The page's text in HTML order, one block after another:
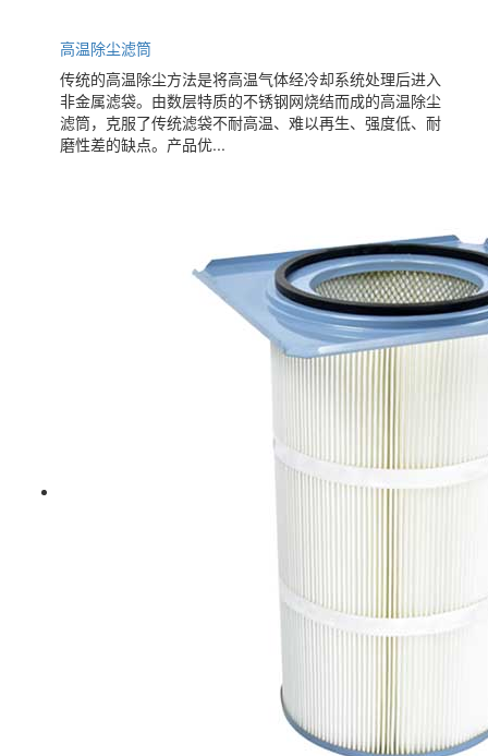
高温除尘滤筒
传统的高温除尘方法是将高温气体经冷却系统处理后进入
非金属滤袋。由数层特质的不锈钢网烧结而成的高温除尘
滤筒，克服了传统滤袋不耐高温、难以再生、强度低、耐
磨性差的缺点。产品优...